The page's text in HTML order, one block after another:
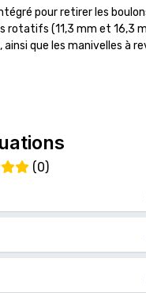
pour retirer les
rotatifs (11,3 mm et 16,3
ainsi que les manivelles à
(0)